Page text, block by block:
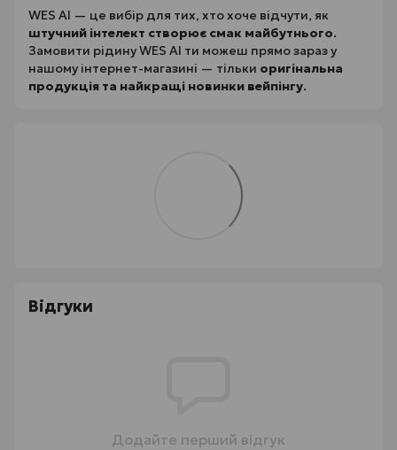
WES AI — це вибір для тих, хто хоче відчути, як
штучний інтелект створює смак майбутнього.
Замовити рідину WES AI ти можеш прямо зараз у
нашому інтернет-магазині — тільки оригінальна
продукція та найкращі новинки вейпінгу.
Відгуки
Додайте перший відгук